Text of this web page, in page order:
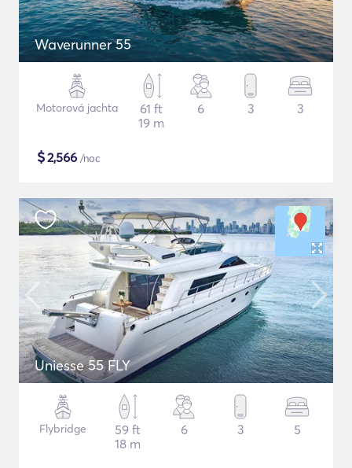
Waverunner 55
Motorová jachta
61 ft
19 m
6 3 3
$2,566 /noc
Uniesse 55 FLY
Flybridge
59 ft
18 m
6 3 5